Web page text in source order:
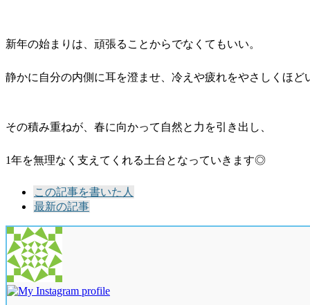
新年の始まりは、頑張ることからでなくてもいい。
静かに自分の内側に耳を澄ませ、冷えや疲れをやさしくほど
その積み重ねが、春に向かって自然と力を引き出し、
1年を無理なく支えてくれる土台となっていきます◎
following
tabs
change
content
below.
この記事を書いた人
最新の記事